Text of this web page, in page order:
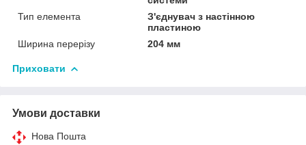
Тип елемента
З'єднувач з настінною
пластиною
Ширина перерізу
204 мм
Приховати
Умови доставки
Нова Пошта